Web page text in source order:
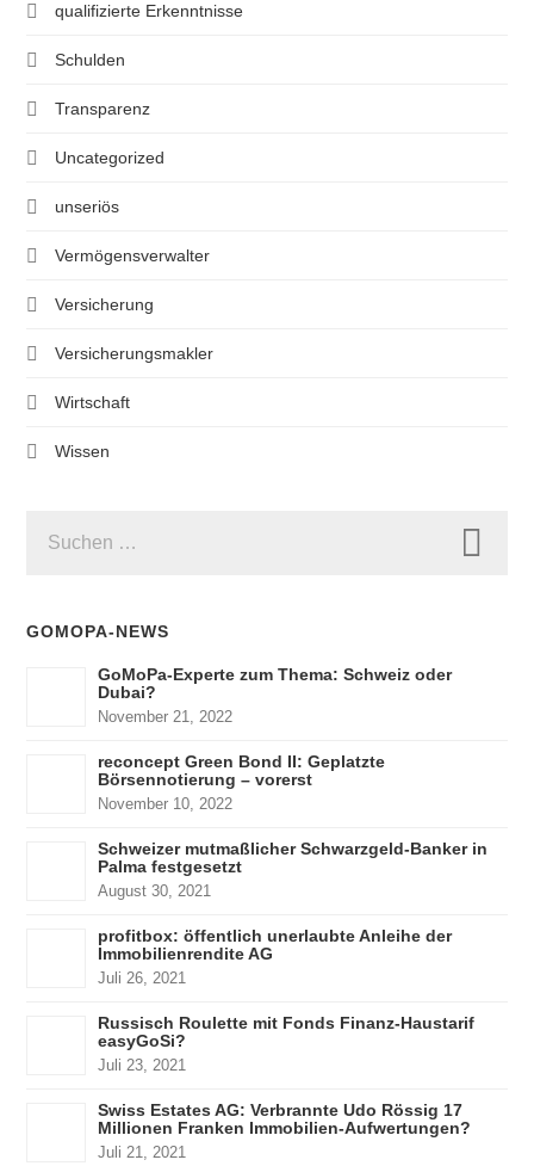
qualifizierte Erkenntnisse
Schulden
Transparenz
Uncategorized
unseriös
Vermögensverwalter
Versicherung
Versicherungsmakler
Wirtschaft
Wissen
NACH:
GOMOPA-NEWS
GoMoPa-Experte zum Thema: Schweiz oder
Dubai?
November 21, 2022
reconcept Green Bond II: Geplatzte
Börsennotierung – vorerst
November 10, 2022
Schweizer mutmaßlicher Schwarzgeld-Banker in
Palma festgesetzt
August 30, 2021
profitbox: öffentlich unerlaubte Anleihe der
Immobilienrendite AG
Juli 26, 2021
Russisch Roulette mit Fonds Finanz-Haustarif
easyGoSi?
Juli 23, 2021
Swiss Estates AG: Verbrannte Udo Rössig 17
Millionen Franken Immobilien-Aufwertungen?
Juli 21, 2021